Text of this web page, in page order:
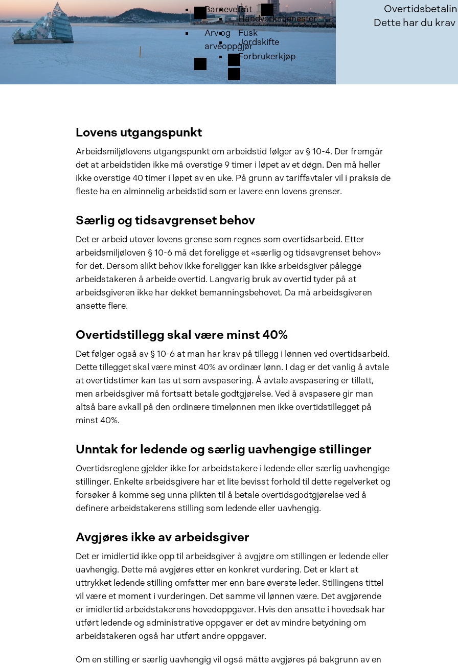
Håndverkstjenester
Jordskifte
Barnevern
Arv og
arveoppgjør
Båt
Fusk
Forbrukerkjøp
Dette har du
Lovens utgangspunkt
Arbeidsmiljølovens utgangspunkt om arbeidstid følger av § 10-4. Der fremgår
det at arbeidstiden ikke må overstige 9 timer i løpet av et døgn. Den må heller
ikke overstige 40 timer i løpet av en uke. På grunn av tariffavtaler vil i praksis de
fleste ha en alminnelig arbeidstid som er lavere enn lovens grenser.
Særlig og tidsavgrenset behov
Det er arbeid utover lovens grense som regnes som overtidsarbeid. Etter
arbeidsmiljøloven § 10-6 må det foreligge et «særlig og tidsavgrenset behov»
for det. Dersom slikt behov ikke foreligger kan ikke arbeidsgiver pålegge
arbeidstakeren å arbeide overtid. Langvarig bruk av overtid tyder på at
arbeidsgiveren ikke har dekket bemanningsbehovet. Da må arbeidsgiveren
ansette flere.
Overtidstillegg skal være minst 40%
Det følger også av § 10-6 at man har krav på tillegg i lønnen ved overtidsarbeid.
Dette tillegget skal være minst 40% av ordinær lønn. I dag er det vanlig å avtale
at overtidstimer kan tas ut som avspasering. Å avtale avspasering er tillatt,
men arbeidsgiver må fortsatt betale godtgjørelse. Ved å avspasere gir man
altså bare avkall på den ordinære timelønnen men ikke overtidstillegget på
minst 40%.
Unntak for ledende og særlig uavhengige stillinger
Overtidsreglene gjelder ikke for arbeidstakere i ledende eller særlig uavhengige
stillinger. Enkelte arbeidsgivere har et lite bevisst forhold til dette regelverket og
forsøker å komme seg unna plikten til å betale overtidsgodtgjørelse ved å
definere arbeidstakerens stilling som ledende eller uavhengig.
Avgjøres ikke av arbeidsgiver
Det er imidlertid ikke opp til arbeidsgiver å avgjøre om stillingen er ledende eller
uavhengig. Dette må avgjøres etter en konkret vurdering. Det er klart at
uttrykket ledende stilling omfatter mer enn bare øverste leder. Stillingens tittel
vil være et moment i vurderingen. Det samme vil lønnen være. Det avgjørende
er imidlertid arbeidstakerens hovedoppgaver. Hvis den ansatte i hovedsak har
utført ledende og administrative oppgaver er det av mindre betydning om
arbeidstakeren også har utført andre oppgaver.
Om en stilling er særlig uavhengig vil også måtte avgjøres på bakgrunn av en